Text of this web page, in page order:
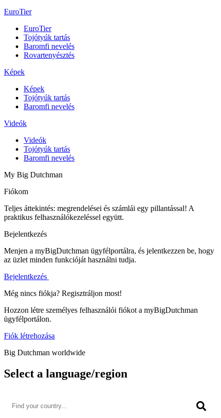
EuroTier
EuroTier
Tojótyúk tartás
Baromfi nevelés
Rovartenyésztés
Képek
Képek
Tojótyúk tartás
Baromfi nevelés
Videók
Videók
Tojótyúk tartás
Baromfi nevelés
My Big Dutchman
Fiókom
Teljes áttekintés: megrendelései és számlái egy pillantással! A
praktikus felhasználókezeléssel együtt.
Bejelentkezés
Menjen a myBigDutchman ügyfélportálra, és jelentkezzen be, hogy
az üzlet minden funkcióját használni tudja.
Bejelentkezés
Még nincs fiókja? Regisztráljon most!
Hozzon létre személyes felhasználói fiókot a myBigDutchman
ügyfélportálon.
Fiók létrehozása
Big Dutchman worldwide
Select a language/region